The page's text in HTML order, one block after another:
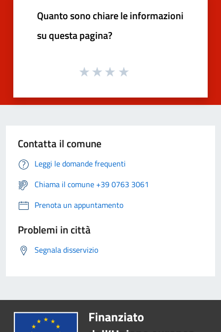
Quanto sono chiare le informazioni
su questa pagina?
Contatta il comune
Leggi le domande frequenti
Chiama il comune +39 0763 3061
Prenota un appuntamento
Problemi in città
Segnala disservizio